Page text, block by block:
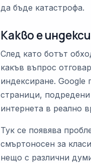
да бъде катастрофа.
Какво е
След като ботът
какъв въпрос
индексиране. Google
страници,
интернета в реално
Тук се появява
смъртоносен за
нещо с различни